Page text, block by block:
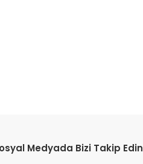
Medyada Bizi Takip Edin